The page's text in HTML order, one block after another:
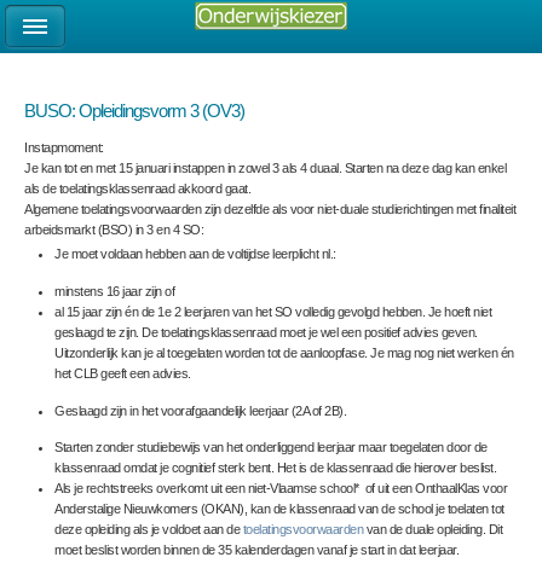
BUSO: Opleidingsvorm 3 (OV3)
Instapmoment:
Je kan tot en met 15 januari instappen in zowel 3 als 4 duaal. Starten na deze dag kan enkel
als de toelatingsklassenraad akkoord gaat.
Algemene toelatingsvoorwaardenzijn dezelfde als voor niet-duale studierichtingen met finaliteit
arbeidsmarkt (BSO) in 3 en 4 SO:
Je moet voldaan hebben aan de voltijdse leerplicht nl.:
minstens 16 jaar zijn of
al 15 jaar zijn én de 1e 2 leerjaren van het SO volledig gevolgd hebben. Je hoeft niet
geslaagd te zijn. De toelatingsklassenraad moet je wel een positief advies geven.
Uitzonderlijk kan je al toegelaten worden tot de aanloopfase. Je mag nog niet werken én
het CLB geeft een advies.
Geslaagd zijn in het voorafgaandelijk leerjaar (2A of 2B).
Starten zonder studiebewijs van het onderliggend leerjaar maar toegelaten door de
klassenraad omdat je cognitief sterk bent. Het is de klassenraad die hierover beslist.
Als je rechtstreeks overkomt uit een niet-Vlaamse school* of uit een OnthaalKlas voor
Anderstalige Nieuwkomers (OKAN), kan de klassenraad van de school je toelaten tot
deze opleidingals je voldoet aan detoelatingsvoorwaardenvan de duale opleiding. Dit
moet beslist worden binnen de 35 kalenderdagen vanaf je start in dat leerjaar.